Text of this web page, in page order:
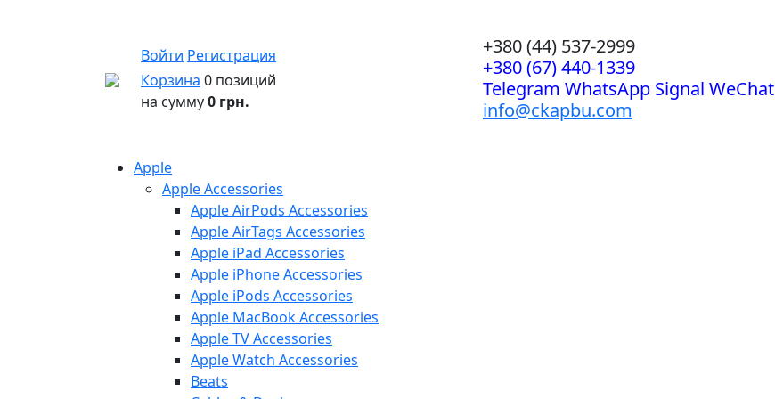
Войти Регистрация
Корзина 0 позиций
на сумму0 грн.
+380 (44) 537-2999
+380 (67) 440-1339
Telegram WhatsApp Signal WeChat
info@ckapbu.com
Apple
Apple Accessories
Apple AirPods Accessories
Apple AirTags Accessories
Apple iPad Accessories
Apple iPhone Accessories
Apple iPods Accessories
Apple MacBook Accessories
Apple TV Accessories
Apple Watch Accessories
Beats